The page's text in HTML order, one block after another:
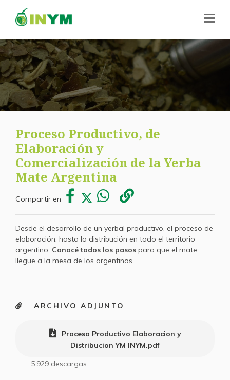
Proceso Productivo, de
Elaboración y
Comercialización de la Yerba
Mate Argentina
Compartir en
Desde el desarrollo de un yerbal productivo, el proceso de
elaboración, hasta la distribución en todo el territorio
argentino. Conocé todos los pasos para que el mate
llegue a la mesa de los argentinos.
ARCHIVO ADJUNTO
Proceso Productivo Elaboracion y
Distribucion YM INYM.pdf
5.929 descargas